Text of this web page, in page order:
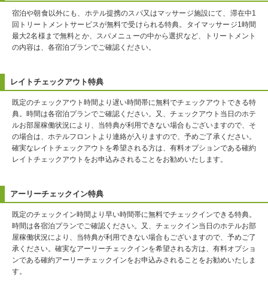
宿泊や朝食以外にも、ホテル提携のスパ又はマッサージ施設にて、滞在中1
回トリートメントサービスが無料で受けられる特典。タイマッサージ1時間
最大2名様まで無料とか、スパメニューの中から選択など、トリートメント
の内容は、各宿泊プランでご確認ください。
レイトチェックアウト特典
既定のチェックアウト時間より遅い時間帯に無料でチェックアウトできる特
典。時間は各宿泊プランでご確認ください。又、チェックアウト当日のホテ
ルお部屋稼働状況により、当特典が利用できない場合もございますので、そ
の場合は、ホテルフロントより連絡が入りますので、予めご了承ください。
確実なレイトチェックアウトを希望される方は、有料オプションである確約
レイトチェックアウトをお申込みされることをお勧めいたします。
アーリーチェックイン特典
既定のチェックイン時間より早い時間帯に無料でチェックインできる特典。
時間は各宿泊プランでご確認ください。又、チェックイン当日のホテルお部
屋稼働状況により、当特典が利用できない場合もございますので、予めご了
承ください。確実なアーリーチェックインを希望される方は、有料オプショ
ンである確約アーリーチェックインをお申込みされることをお勧めいたしま
す。